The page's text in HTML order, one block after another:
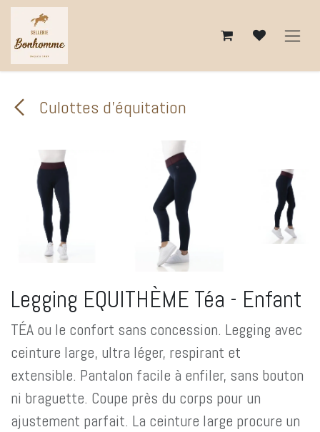
Se rendre au contenu
Culottes d'équitation
Legging EQUITHÈME Téa - Enfant
TÉA ou le confort sans concession. Legging avec
ceinture large, ultra léger, respirant et
extensible. Pantalon facile à enfiler, sans bouton
ni braguette. Coupe près du corps pour un
ajustement parfait. La ceinture large procure un